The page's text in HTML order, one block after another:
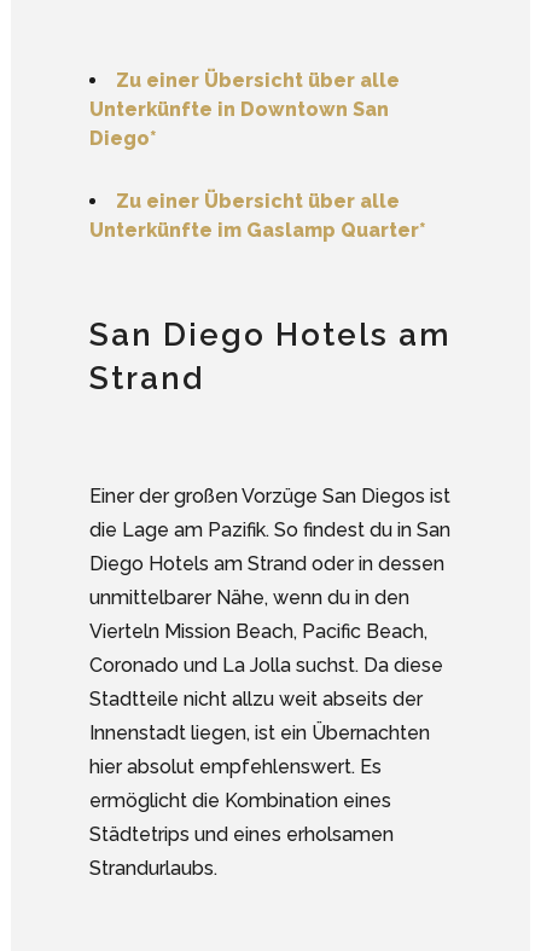
Zu einer Übersicht über alle
Unterkünfte in Downtown San
Diego*
Zu einer Übersicht über alle
Unterkünfte im Gaslamp Quarter*
San Diego Hotels am
Strand
Einer der großen Vorzüge San Diegos ist
die Lage am Pazifik. So findest du in San
Diego Hotels am Strand oder in dessen
unmittelbarer Nähe, wenn du in den
Vierteln Mission Beach, Pacific Beach,
Coronado und La Jolla suchst. Da diese
Stadtteile nicht allzu weit abseits der
Innenstadt liegen, ist ein Übernachten
hier absolut empfehlenswert. Es
ermöglicht die Kombination eines
Städtetrips und eines erholsamen
Strandurlaubs.